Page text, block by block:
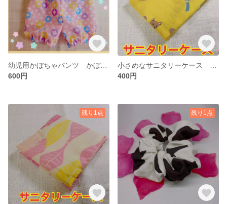
幼児用かぼちゃパンツ かぼちゃパンツ 七宝柄 ハンドメイド
600円
400円
残り1点 残り1点